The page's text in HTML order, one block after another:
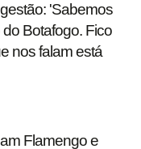
'Sabemos
Botafogo. Fico
nos falam está
Flamengo e